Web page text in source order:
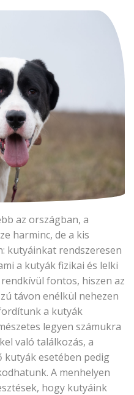
az országban, a
harminc, de a kis
kutyáinkat rendszeresen
a kutyák fizikai és lelki
fontos, hiszen az
távon enélkül nehezen
a kutyák
legyen számukra
való találkozás, a
esetében pedig
A menhelyen
hogy kutyáink